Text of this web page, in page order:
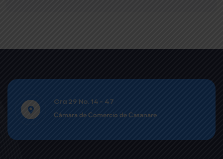
Cra 29 No. 14 - 47
Cámara de Comercio de Casanare